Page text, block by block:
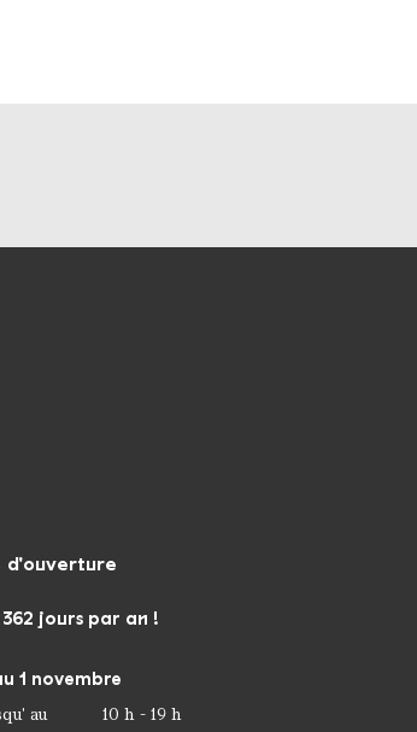
médias
d'ouverture
jours par an !
1 novembre
au
10 h - 19 h